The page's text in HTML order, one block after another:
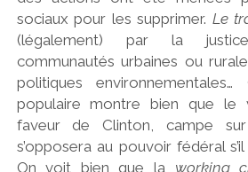
sociaux pour les supprimer. Le
(légalement) par la
communautés urbaines ou
politiques
populaire montre bien que le
faveur de Clinton, campe
s’opposera au pouvoir fédéral
On voit bien que la working